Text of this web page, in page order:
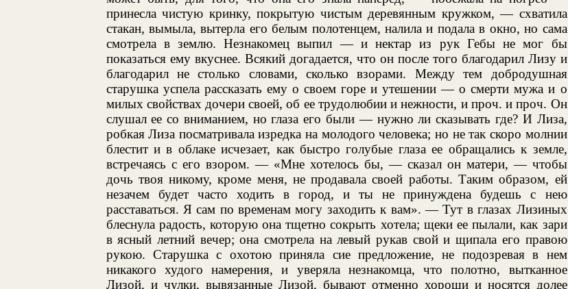
принесла чистую кринку, покрытую чистым деревянным кружком, — схватила
стакан, вымыла, вытерла его белым полотенцем, налила и подала в окно, но сама
смотрела в землю. Незнакомец выпил — и нектар из рук Гебы не мог бы
показаться ему вкуснее. Всякий догадается, что он после того благодарил Лизу и
благодарил не столько словами, сколько взорами. Между тем добродушная
старушка успела рассказать ему о своем горе и утешении — о смерти мужа и о
милых свойствах дочери своей, об ее трудолюбии и нежности, и проч. и проч. Он
слушал ее со вниманием, но глаза его были — нужно ли сказывать где? И Лиза,
робкая Лиза посматривала изредка на молодого человека; но не так скоро молнии
блестит и в облаке исчезает, как быстро голубые глаза ее обращались к земле,
встречаясь с его взором. — «Мне хотелось бы, — сказал он матери, — чтобы
дочь твоя никому, кроме меня, не продавала своей работы. Таким образом, ей
незачем будет часто ходить в город, и ты не принуждена будешь с нею
расставаться. Я сам по временам могу заходить к вам». — Тут в глазах Лизиных
блеснула радость, которую она тщетно сокрыть хотела; щеки ее пылали, как зари
в ясный летний вечер; она смотрела на левый рукав свой и щипала его правою
рукою. Старушка с охотою приняла сие предложение, не подозревая в нем
никакого худого намерения, и уверяла незнакомца, что полотно, вытканное
Лизой, и чулки, вывязанные Лизой, бывают отменно хороши и носятся долее